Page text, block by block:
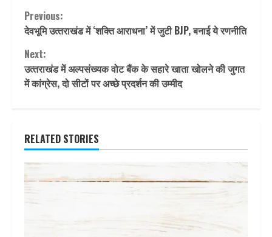
Continue
Reading
Previous:
देवभूमि उत्‍तराखंड में ‘शक्ति आराधना’ में जुटी BJP, बनाई ये रणनीति
Next:
उत्‍तराखंड में अल्पसंख्यक वोट बैंक के सहारे खाता खोलने की जुगत
में कांग्रेस, दो सीटों पर अच्‍छे प्रदर्शन की उम्‍मीद
RELATED STORIES